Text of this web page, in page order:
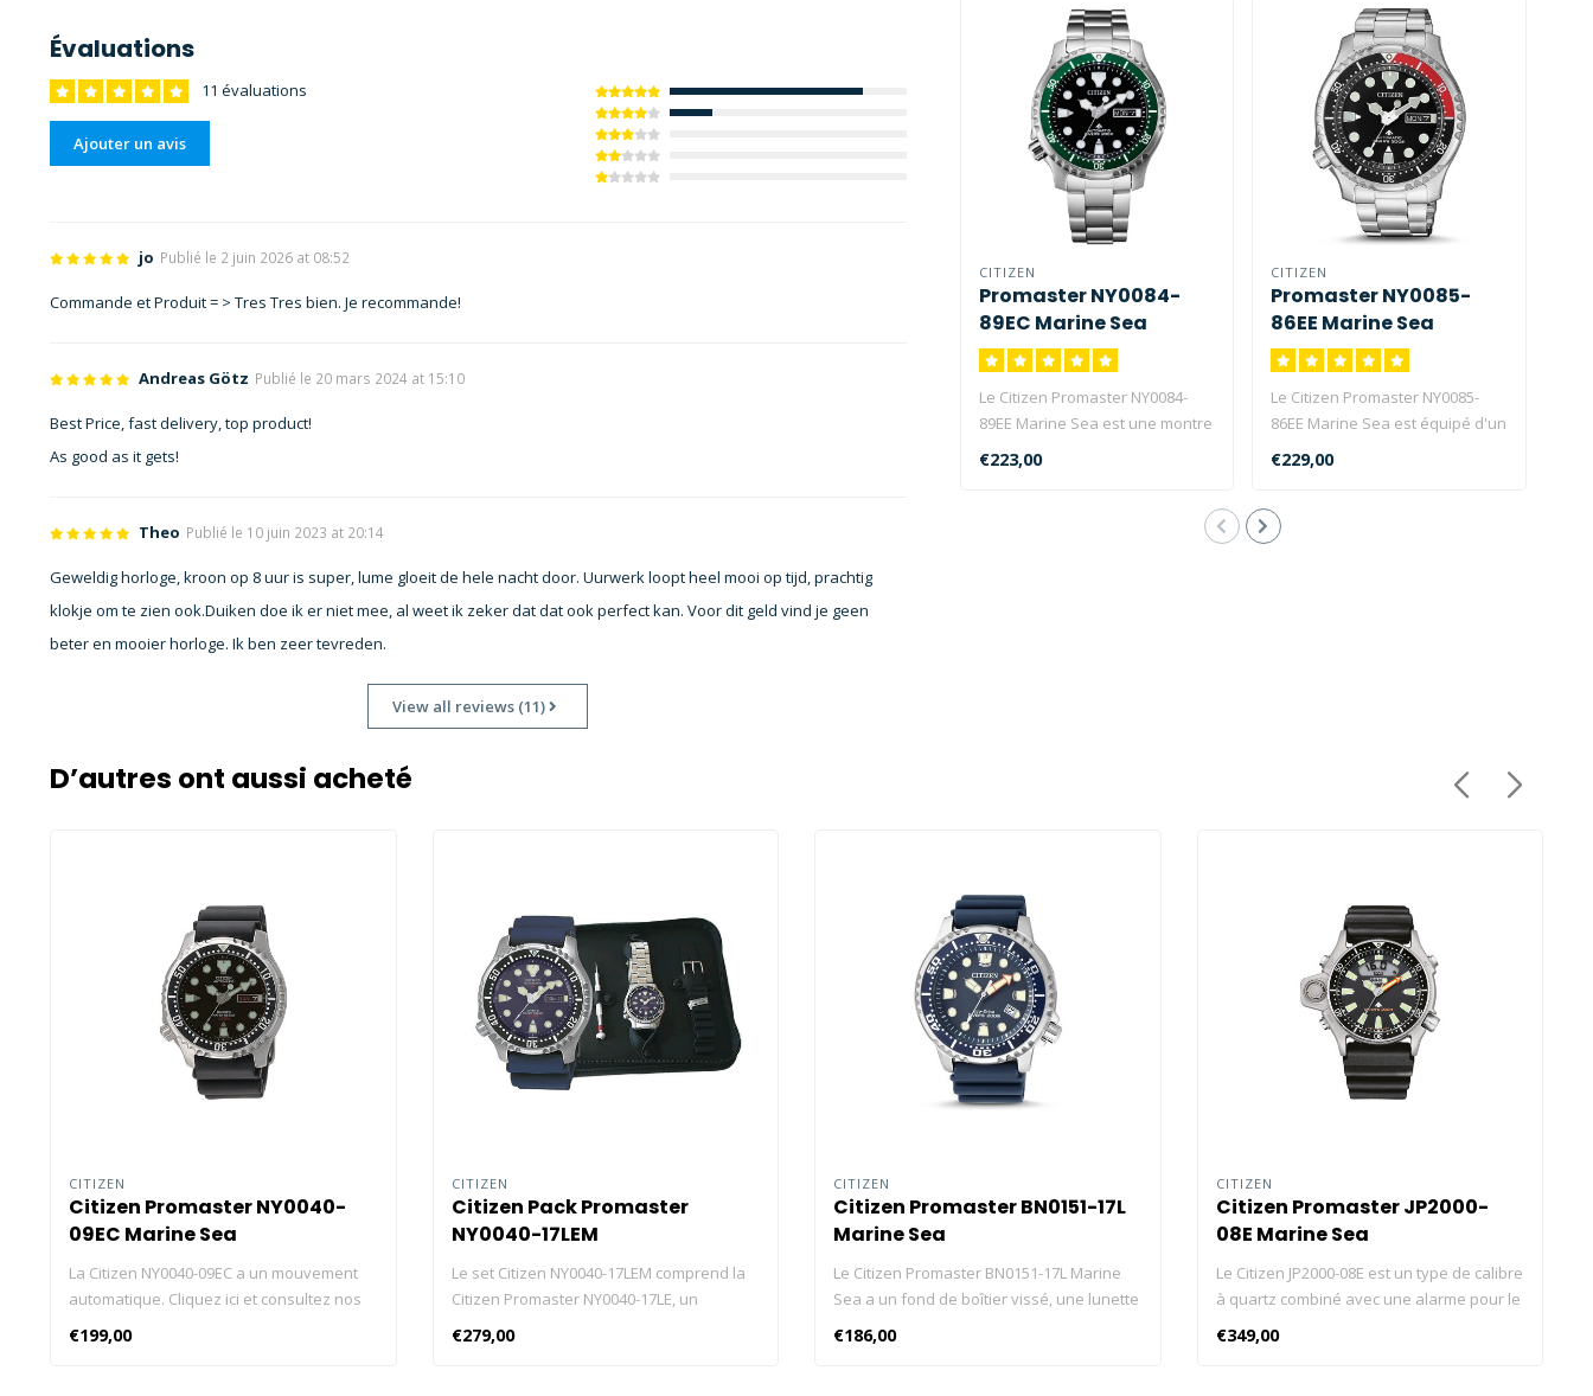
Évaluations
11 évaluations
Ajouter un avis
jo Publié le 2 juin 2026 at 08:52
Commande et Produit = > Tres Tres bien. Je recommande!
Andreas Götz Publié le 20 mars 2024 at 15:10
Best Price, fast delivery, top product!
As good as it gets!
Theo Publié le 10 juin 2023 at 20:14
Geweldig horloge, kroon op 8 uur is super, lume gloeit de hele nacht door. Uurwerk loopt heel mooi op tijd, prachtig
klokje om te zien ook.Duiken doe ik er niet mee, al weet ik zeker dat dat ook perfect kan. Voor dit geld vind je geen
beter en mooier horloge. Ik ben zeer tevreden.
View all reviews (11)
CITIZEN
Promaster NY0084-
89EC Marine Sea
Le Citizen Promaster NY0084-
89EE Marine Sea est une montre
€223,00
CITIZEN
Promaster NY0085-
86EE Marine Sea
Le Citizen Promaster NY0085-
86EE Marine Sea est équipé d'un
€229,00
D’autres ont aussi acheté
CITIZEN
Citizen Promaster NY0040-
09EC Marine Sea
La Citizen NY0040-09EC a un mouvement
automatique. Cliquez ici et consultez nos
blog sur les montres Citizen ! Cliquez ici et
consultez nos blog sur les meilleures
€199,00
CITIZEN
Citizen Pack Promaster
NY0040-17LEM
Le set Citizen NY0040-17LEM comprend la
Citizen Promaster NY0040-17LE, un
bracelet supplémentaire en acier
inoxydable avec outils inclus et est
€279,00
CITIZEN
Citizen Promaster BN0151-17L
Marine Sea
Le Citizen Promaster BN0151-17L Marine
Sea a un fond de boîtier vissé, une lunette
tournante unidirectionnelle et une
couronne vissée. Cliquez ici et consultez
€186,00
CITIZEN
Citizen Promaster JP2000-
08E Marine Sea
Le Citizen JP2000-08E est un type de calibre
à quartz combiné avec une alarme pour le
temps de plongée maximal. Cliquez ici et
consultez nos blog sur les montres Citizen
€349,00